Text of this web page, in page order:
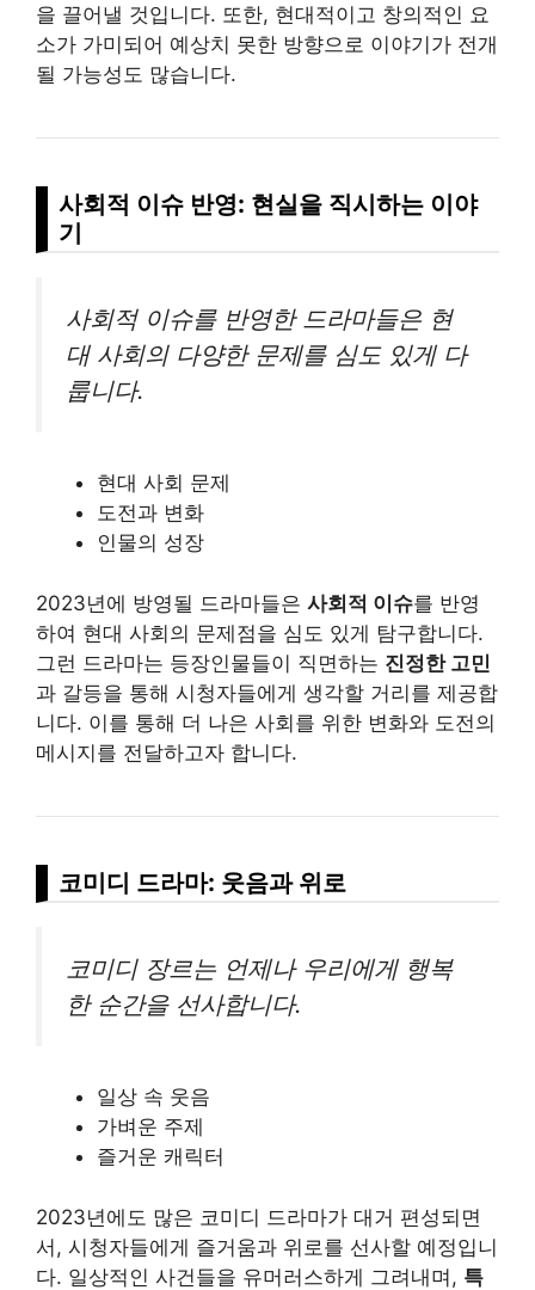
을 끌어낼 것입니다. 또한, 현대적이고 창의적인 요
소가 가미되어 예상치 못한 방향으로 이야기가 전개
될 가능성도 많습니다.
사회적 이슈 반영: 현실을 직시하는 이야
기
사회적 이슈를 반영한 드라마들은 현
대 사회의 다양한 문제를 심도 있게 다
룹니다.
현대 사회 문제
도전과 변화
인물의 성장
2023년에 방영될 드라마들은 사회적 이슈를 반영
하여 현대 사회의 문제점을 심도 있게 탐구합니다.
그런 드라마는 등장인물들이 직면하는 진정한 고민
과 갈등을 통해 시청자들에게 생각할 거리를 제공합
니다. 이를 통해 더 나은 사회를 위한 변화와 도전의
메시지를 전달하고자 합니다.
코미디 드라마: 웃음과 위로
코미디 장르는 언제나 우리에게 행복
한 순간을 선사합니다.
일상 속 웃음
가벼운 주제
즐거운 캐릭터
2023년에도 많은 코미디 드라마가 대거 편성되면
서, 시청자들에게 즐거움과 위로를 선사할 예정입니
다. 일상적인 사건들을 유머러스하게 그려내며, 특